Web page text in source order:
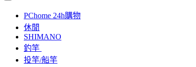
PChome 24h購物
休閒
SHIMANO
釣竿
投竿/船竿